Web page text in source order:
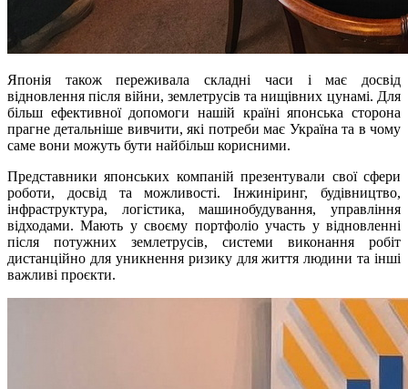
Японія також переживала складні часи і має досвід
відновлення після війни, землетрусів та нищівних цунамі. Для
більш ефективної допомоги нашій країні японська сторона
прагне детальніше вивчити, які потреби має Україна та в чому
саме вони можуть бути найбільш корисними.
Представники японських компаній презентували свої сфери
роботи, досвід та можливості. Інжиніринг, будівництво,
інфраструктура, логістика, машинобудування, управління
відходами. Мають у своєму портфоліо участь у відновленні
після потужних землетрусів, системи виконання робіт
дистанційно для уникнення ризику для життя людини та інші
важливі проєкти.